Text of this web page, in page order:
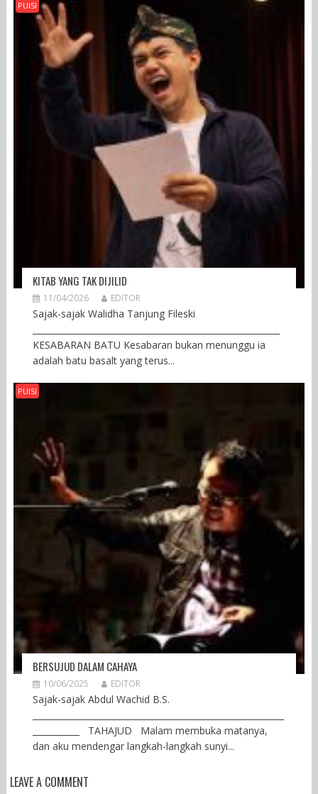
PUISI
KITAB YANG TAK DIJILID
11/04/2026 EDITOR
Sajak-sajak Walidha Tanjung Fileski
KESABARAN BATU Kesabaran bukan menunggu ia
adalah batu basalt yang terus...
PUISI
BERSUJUD DALAM CAHAYA
10/06/2025 EDITOR
Sajak-sajak Abdul Wachid B.S.
___________ TAHAJUD Malam membuka matanya,
dan aku mendengar langkah-langkah sunyi...
LEAVE A COMMENT